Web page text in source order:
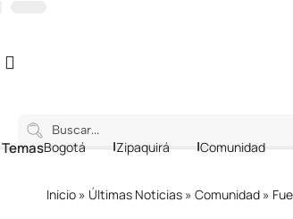
Bogotá Zipaquirá Comunidad
Inicio » Últimas Noticias » Comunidad »